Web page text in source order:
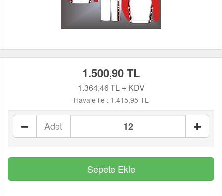
1.500,90 TL
1.364,46 TL + KDV
Havale ile : 1.415,95 TL
Adet